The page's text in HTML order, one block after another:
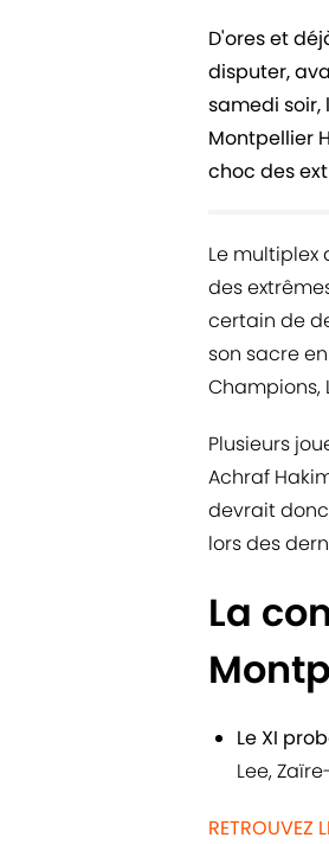
D'ores et
disputer,
samedi
Montpellier
choc des
Le multiplex
des
certain de
son sacre
Champions,
Plusieurs
Achraf
devrait
lors des
La
Le XI
Lee,
RETROUVEZ